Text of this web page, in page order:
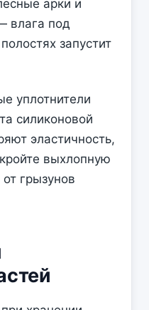
арки и
влага под
запустит
уплотнители
силиконовой
эластичность,
выхлопную
грызунов